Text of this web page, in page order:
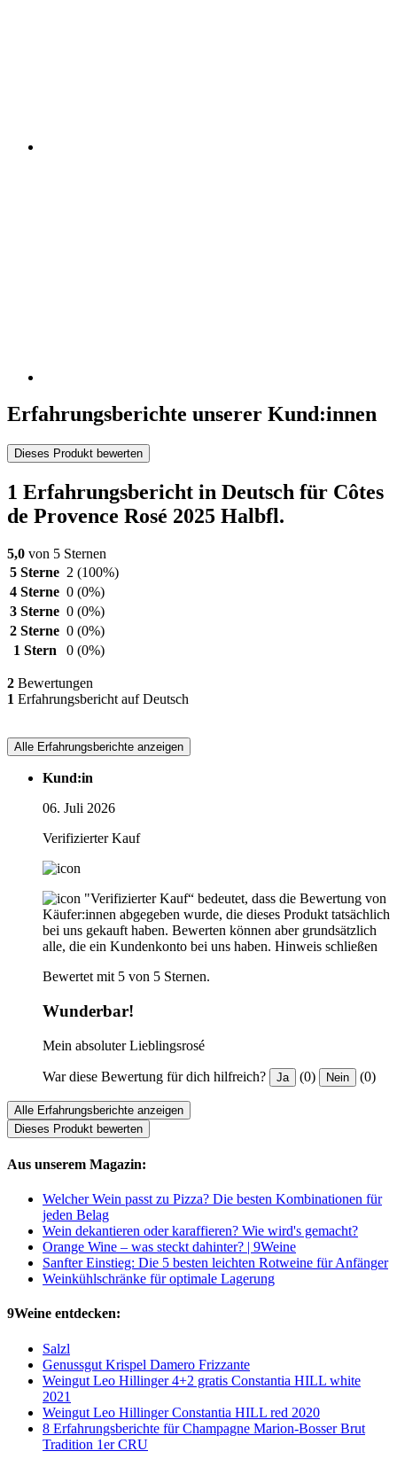
Erfahrungsberichte unserer Kund:innen
Dieses Produkt bewerten
1 Erfahrungsbericht in Deutsch für Côtes
de Provence Rosé 2025 Halbfl.
5,0 von 5 Sternen
5 Sterne 2 (100%)
4 Sterne 0 (0%)
3 Sterne 0 (0%)
2 Sterne 0 (0%)
1 Stern
0 (0%)
2 Bewertungen
1 Erfahrungsbericht auf Deutsch
Alle Erfahrungsberichte anzeigen
Kund:in
06. Juli 2026
Verifizierter Kauf
"Verifizierter Kauf“ bedeutet, dass die Bewertung von
Käufer:innen abgegeben wurde, die dieses Produkt tatsächlich
bei uns gekauft haben. Bewerten können aber grundsätzlich
alle, die ein Kundenkonto bei uns haben. Hinweis schließen
Bewertet mit 5 von 5 Sternen.
Wunderbar!
Mein absoluter Lieblingsrosé
War diese Bewertung für dich hilfreich? Ja (0) Nein (0)
Alle Erfahrungsberichte anzeigen
Dieses Produkt bewerten
Aus unserem Magazin:
Welcher Wein passt zu Pizza? Die besten Kombinationen für
jeden Belag
Wein dekantieren oder karaffieren? Wie wird's gemacht?
Orange Wine – was steckt dahinter? | 9Weine
Sanfter Einstieg: Die 5 besten leichten Rotweine für Anfänger
Weinkühlschränke für optimale Lagerung
9Weine entdecken:
Salzl
Genussgut Krispel Damero Frizzante
Weingut Leo Hillinger 4+2 gratis Constantia HILL white
2021
Weingut Leo Hillinger Constantia HILL red 2020
8 Erfahrungsberichte für Champagne Marion-Bosser Brut
Tradition 1er CRU